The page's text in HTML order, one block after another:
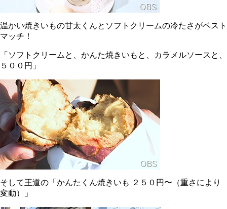
温かい焼きいもの甘太くんとソフトクリームの冷たさがベスト
マッチ！
「ソフトクリームと、かんた焼きいもと、カラメルソースと、
５００円」
そして王道の「かんたくん焼きいも ２５０円〜（重さにより
変動）」